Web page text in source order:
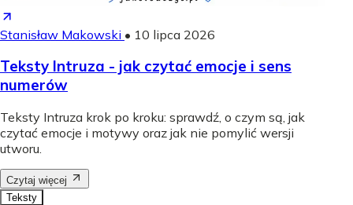
Stanisław Makowski • 10 lipca 2026
Teksty Intruza - jak czytać emocje i sens
numerów
Teksty Intruza krok po kroku: sprawdź, o czym są, jak
czytać emocje i motywy oraz jak nie pomylić wersji
utworu.
Czytaj więcej
Teksty